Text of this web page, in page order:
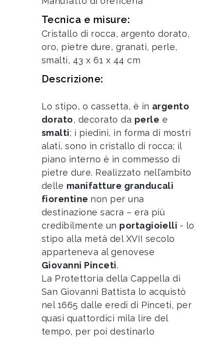
Tecnica e misure:
Cristallo di rocca, argento dorato,
oro, pietre dure, granati, perle,
smalti, 43 x 61 x 44 cm
Descrizione:
Lo stipo, o cassetta, è in argento
dorato, decorato da perle e
smalti; i piedini, in forma di mostri
alati, sono in cristallo di rocca; il
piano interno è in commesso di
pietre dure. Realizzato nell’ambito
delle manifatture granducali
fiorentine non per una
destinazione sacra – era più
credibilmente un portagioielli - lo
stipo alla metà del XVII secolo
apparteneva al genovese
Giovanni Pinceti.
La Protettoria della Cappella di
San Giovanni Battista lo acquistò
nel 1665 dalle eredi di Pinceti, per
quasi quattordici mila lire del
tempo, per poi destinarlo